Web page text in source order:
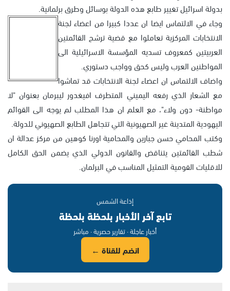
بدولة اسرائيل تغيير طابع هذه الدولة بوسائل وطرق برلمانية.
وجاء في الالتماس ايضا ان عددا كبيرا من اعضاء لجنة
الانتخابات المركزية تعاملوا مع قضية ترشح القائمتين
العربيتين كمعروف تسديه المؤسسة الاسرائيلية الى
المواطنين العرب وليس كحق وواجب دستوري.
واضاف الالتماس ان اعضاء لجنة الانتخابات قد تماشوا
مع الشعار الذي رفعه اليميني المتطرف افيغدور ليبرمان بعنوان "لا
مواطنة- دون ولاء"، مع العلم ان هذا المطلب لم يوجه الى القوائم
اليهودية المتدينة غير الصهيونية التي تتجاهل الطابع الصهيوني للدولة.
وكتب المحامي حسن جبارين والمحامية اورنا كوهين من مركز عدالة ان
شطب القائمتين يتناقض والقانون الدولي الذي يضمن الحق الكامل
للاقليات القومية التمثيل المناسب في البرلمان.
إذاعة الشمس
تابع آخر الأخبار بلحظة بلحظة
أخبار عاجلة · تقارير حصرية · مباشر
انضم للقناة ←